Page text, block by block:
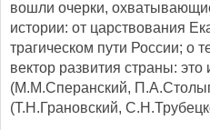
вошли очерки,
истории: от царствования
трагическом пути России; о
вектор развития страны:
(М.М.Сперанский,
(Т.Н.Грановский,